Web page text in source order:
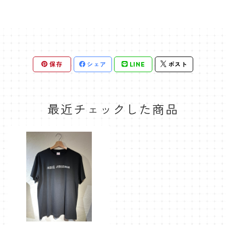
保存 シェア LINE ポスト
最近チェックした商品